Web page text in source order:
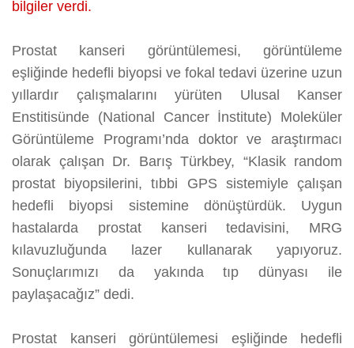
bilgiler verdi.
Prostat kanseri görüntülemesi, görüntüleme
eşliğinde hedefli biyopsi ve fokal tedavi üzerine uzun
yıllardır çalışmalarını yürüten Ulusal Kanser
Enstitisünde (National Cancer İnstitute) Moleküler
Görüntüleme Programı’nda doktor ve araştırmacı
olarak çalışan Dr. Barış Türkbey, “Klasik random
prostat biyopsilerini, tıbbi GPS sistemiyle çalışan
hedefli biyopsi sistemine dönüştürdük. Uygun
hastalarda prostat kanseri tedavisini, MRG
kılavuzluğunda lazer kullanarak yapıyoruz.
Sonuçlarımızı da yakında tıp dünyası ile
paylaşacağız” dedi.
Prostat kanseri görüntülemesi eşliğinde hedefli